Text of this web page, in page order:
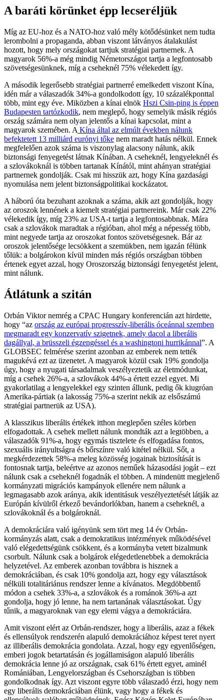
A baráti körünket épp lecseréljük
Míg az EU-hoz és a NATO-hoz való mély kötődésünket nem tudta
lerombolni a propaganda, abban viszont látványos átalakulást
hozott, hogy mely országokat tartjuk stratégiai partnernek. A
magyarok 56%-a még mindig Németországot tartja a legfontosabb
szövetségesünknek, míg a cseheknél 75% vélekedett így.
A második legerősebb stratégiai partnerré emelkedett viszont Kína,
idén már a válaszadók 34%-a gondolkodott így, 10 százalékponttal
több, mint egy éve. Miközben a kínai elnök Hszi Csin-ping is éppen
Budapesten tartózkodik, nem meglepő, hogy semelyik másik régiós
ország számára nem olyan jelentős a kínai kapcsolat, mint a
magyarok szemében. A Kína által az elmúlt években nálunk
befektetett 13 milliárd eurónyi tőke nem maradt hatás nélkül. Ennek
megfelelően azok száma is viszonylag alacsony nálunk, akik
biztonsági fenyegetést látnak Kínában. A cseheknél, lengyeleknél és
a szlovákoknál is többen tartanak Kínától, mint ahányan stratégiai
partnernek gondolják. Csak mi hisszük azt, hogy Kína gazdasági
nyomulása nem jelent biztonságpolitikai kockázatot.
A háború óta bezuhant azoknak a száma, akik azt gondolják, hogy
az oroszok lennének a kiemelt stratégiai partnereink. Már csak 22%
vélekedik így, míg 23% az USA-t tartja a legfontosabbnak. Mára
csak a szlovákok maradtak a régióban, ahol még a népesség több,
mint negyede tartja az oroszokat fontos szövetségesnek. Bár az
oroszok jelentősége lecsökkent a szemükben, nem igazán félünk
tőlük: a bolgárokon kívül minden más régiós országban többen
értenek egyet azzal, hogy Oroszország biztonsági fenyegetést jelent,
mint nálunk.
Átlátunk a szitán
Orbán Viktor nemrég a CPAC Hungary konferencián azt hirdette,
hogy “az ország az európai progresszív-liberális óceánnal szemben
megmaradt egy konzervatív szigetnek, amely dacol a liberális
dagállyal, a brüsszeli égzengéssel és a washingtoni hurrikánnal”. A
GLOBSEC felmérése szerint azonban az emberek nem tették
magukévá ezt az üzenetet. A magyarok közül csak 19% gondolja
úgy, hogy a nyugati társadalmak veszélyeztetik az életmódunkat,
míg a csehek 26%-a, a szlovákok 44%-a értett ezzel egyet. Mi
gyakorlatilag a lengyelekkel egy szinten állunk, pedig ők kiugróan
Amerika-pártiak (a lakosság 75%-a szerint nekik az elsőszámú
stratégiai partnerük az USA).
A klasszikus liberális értékek itthon meglepően széles körben
elfogadottak. A csehek mellett nálunk mondták azt a legtöbben, a
válaszadók 91%-a, hogy egymás tisztelete és elfogadása fontos,
szexuális irányultságra és bőrszínre való kitétel nélkül. Sőt, a
megkérdezettek 58%-a meleg közösség jogainak biztosítását is
fontosnak tartja, beleértve az azonos neműek házasodási jogát – ezt
nálunk csak a cseheknél fogadnák el többen. A mindenütt megjelenő
kormányzati migrációs kampányok ellenére nem nálunk a
legmagasabb azok aránya, akik identitásuk veszélyeztetését látják az
Európán kívülről érkező bevándorlókban, hanem a cseheknél, a
szlovákoknál és a bolgároknál.
A demokráciára való igényünk sem tört meg 14 év Orbán-
kormányzás alatt, csak a demokratikus intézmények működésével
való elégedettségünk csökkent, és a kormányba vetett bizalmunk
csorbult. Nálunk csak a bolgárok elégedetlenebbek a demokrácia
helyzetével. Az emberek azonban továbbra is hisznek a
demokráciában, és csak 10% gondolja azt, hogy egy választások
nélküli totalitáriánus rendszer lenne a kívánatos. Megdöbbentő
módon a csehek 33%-a, a szlovákok és a románok 36%-a azt
gondolja, hogy jó lenne, ha nem tartanának választásokat. Úgy
tűnik, a magyaroknak van egy elemi vágya a demokráciára.
Amit viszont elért az Orbán-rendszer, hogy a liberális, azaz a fékek
és ellensúlyok rendszerén alapuló demokráciához képest teret nyert
az illiberális demokrácia gondolata. Azzal, hogy egy egyenlőségen,
emberi jogok betartatásán és jogállamiságon alapuló liberális
demokrácia lenne jó az országnak, csak 61% értett egyet, aminél
Romániában, Lengyelországban és Csehországban is többen
gondolkodnak így. Azt viszont egyre több válaszadó érzi, hogy nem
egy liberális demokráciában élünk, vagy hogy a fékek és